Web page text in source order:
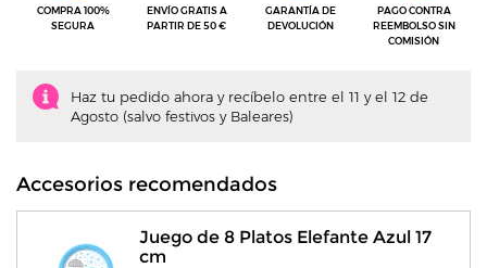
COMPRA 100%
SEGURA
ENVÍO GRATIS A
PARTIR DE 50 €
GARANTÍA DE
DEVOLUCIÓN
PAGO CONTRA
REEMBOLSO SIN
COMISIÓN
Haz tu pedido ahora y recíbelo entre el 11 y el 12 de
Agosto (salvo festivos y Baleares)
Accesorios recomendados
Juego de 8 Platos Elefante Azul 17
cm